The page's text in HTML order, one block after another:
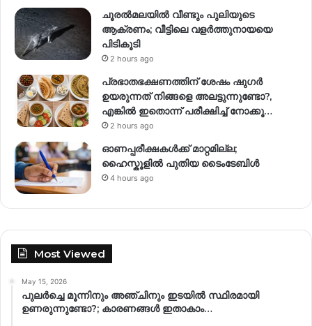
ചൂരൽമലയിൽ വീണ്ടും പുലിയുടെ
ആക്രണം; വീട്ടിലെ വളർത്തുനായയെ
പിടികൂടി
2 hours ago
പ്രഭാതഭക്ഷണത്തിന് ശേഷം ഷുഗർ
ഉയരുന്നത് നിങ്ങളെ അലട്ടുന്നുണ്ടോ?,
എങ്കിൽ ഇതൊന്ന് പരീക്ഷിച്ച് നോക്കൂ…
2 hours ago
ഓണപ്പരീക്ഷകൾക്ക് മാറ്റമില്ല;
ഹൈസ്കൂളിൽ പുതിയ ടൈംടേബിൾ
4 hours ago
Most Viewed
May 15, 2026
പുലർച്ചെ മൂന്നിനും അഞ്ചിനും ഇടയിൽ സ്ഥിരമായി
ഉണരുന്നുണ്ടോ?; കാരണങ്ങള്‍ ഇതാകാം…